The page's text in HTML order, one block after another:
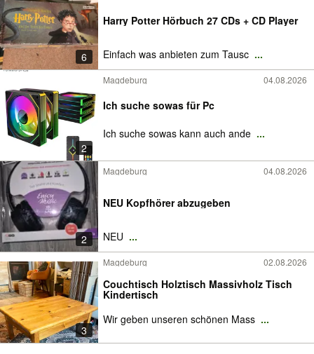
6
Harry Potter Hörbuch 27 CDs + CD Player
Einfach was anbieten zum Tausc ...
2
Magdeburg 04.08.2026
Ich suche sowas für Pc
Ich suche sowas kann auch ande ...
2
Magdeburg 04.08.2026
NEU Kopfhörer abzugeben
NEU ...
3
Magdeburg 02.08.2026
Couchtisch Holztisch Massivholz Tisch
Kindertisch
Wir geben unseren schönen Mass ...